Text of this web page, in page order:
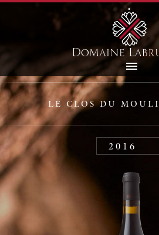
LE CLOS DU
2016